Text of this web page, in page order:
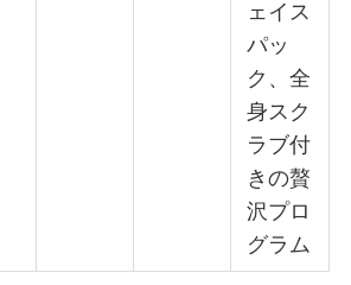
ェイス
パッ
ク、全
身スク
ラブ付
きの贅
沢プロ
グラム